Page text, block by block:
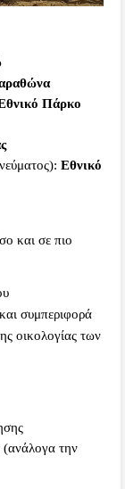
Πάρκο
Εθνικό
και σε πιο
συμπεριφορά
οικολογίας των
(ανάλογα την